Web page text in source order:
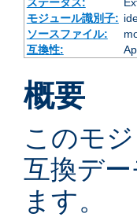
ステータス:
モジュール識別子:
ソースファイル:
互換性:
概要
このモ
互換デ
ます。